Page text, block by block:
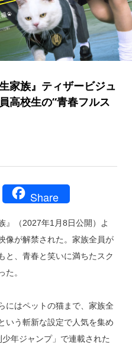
家族』ティザービジュ
高校生の“青春フルス
Share
』（2027年1月8日公開）よ
像が解禁された。家族全員が
と、青春と笑いに満ちたスク
た。
にはペットの猫まで、家族全
いう斬新な設定で人気を集め
年ジャンプ」で連載された